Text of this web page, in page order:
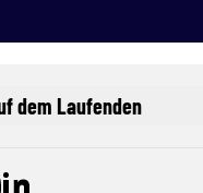
dem Laufenden